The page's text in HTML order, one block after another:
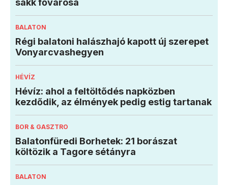
sakk fővárosa
BALATON
Régi balatoni halászhajó kapott új szerepet
Vonyarcvashegyen
HÉVÍZ
Hévíz: ahol a feltöltődés napközben
kezdődik, az élmények pedig estig tartanak
BOR & GASZTRO
Balatonfüredi Borhetek: 21 borászat
költözik a Tagore sétányra
BALATON